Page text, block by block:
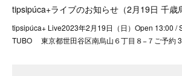
tipsipúca+ライブのお知らせ（2月19日 千歳
tipsipúca+ Live2023年2月19日（日）Open 13:00 /
TUBO 東京都世田谷区南烏山６丁目８−７ご予約